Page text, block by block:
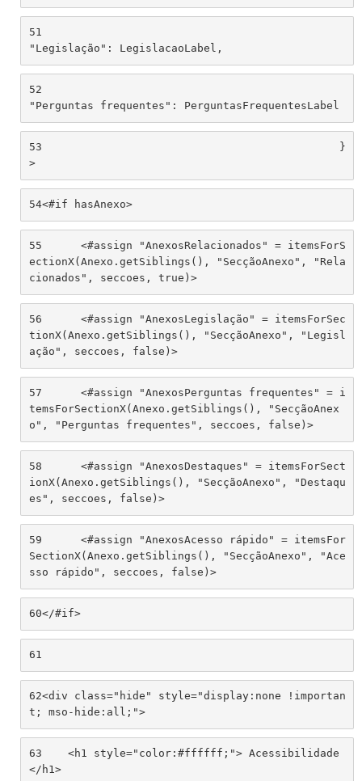
51
"Legislação": LegislacaoLabel,
52
"Perguntas frequentes": PerguntasFrequentesLabel
53
>
54<#if hasAnexo>
55
ectionX(Anexo.getSiblings(), "SecçãoAnexo", "Rela
cionados", seccoes, true)>
56
tionX(Anexo.getSiblings(), "SecçãoAnexo", "Legisl
ação", seccoes, false)>
57
temsForSectionX(Anexo.getSiblings(), "SecçãoAnex
o", "Perguntas frequentes", seccoes, false)>
58
ionX(Anexo.getSiblings(), "SecçãoAnexo", "Destaqu
es", seccoes, false)>
59
SectionX(Anexo.getSiblings(), "SecçãoAnexo", "Ace
sso rápido", seccoes, false)>
60</#if>
61
62<div class="hide" style="display:none !importan
t; mso-hide:all;">
63
    <h1 style="color:#ffffff;"> Acessibilidade
</h1>